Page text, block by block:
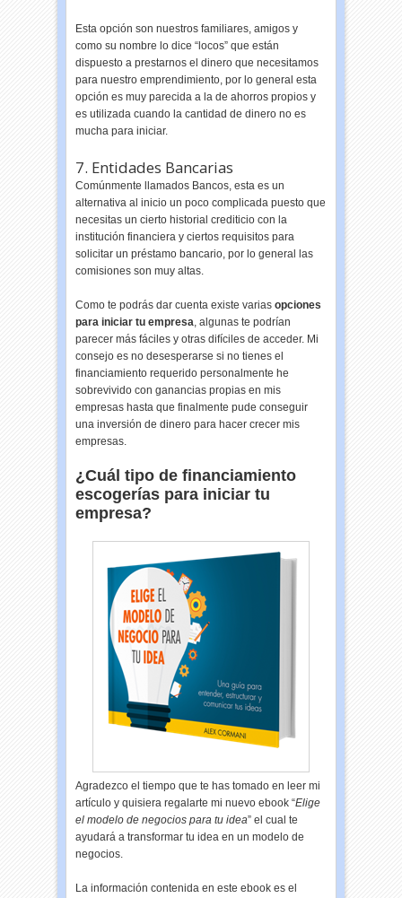
Esta opción son nuestros familiares, amigos y
como su nombre lo dice “locos” que están
dispuesto a prestarnos el dinero que necesitamos
para nuestro emprendimiento, por lo general esta
opción es muy parecida a la de ahorros propios y
es utilizada cuando la cantidad de dinero no es
mucha para iniciar.
7. Entidades Bancarias
Comúnmente llamados Bancos, esta es un
alternativa al inicio un poco complicada puesto que
necesitas un cierto historial crediticio con la
institución financiera y ciertos requisitos para
solicitar un préstamo bancario, por lo general las
comisiones son muy altas.
Como te podrás dar cuenta existe variasopciones
para iniciar tu empresa, algunas te podrían
parecer más fáciles y otras difíciles de acceder. Mi
consejo es no desesperarse si no tienes el
financiamiento requerido personalmente he
sobrevivido con ganancias propias en mis
empresas hasta que finalmente pude conseguir
una inversión de dinero para hacer crecer mis
empresas.
¿Cuál tipo de financiamiento
escogerías para iniciar tu
empresa?
Agradezco el tiempo que te has tomado en leer mi
artículo y quisiera regalarte mi nuevo ebook “Elige
el modelo de negocios para tu idea” el cual te
ayudará a transformar tu idea en un modelo de
negocios.
La información contenida en este ebook es el